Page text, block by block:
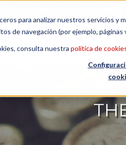
para analizar nuestros servicios y
de navegación (por ejemplo, páginas
consulta nuestra política de